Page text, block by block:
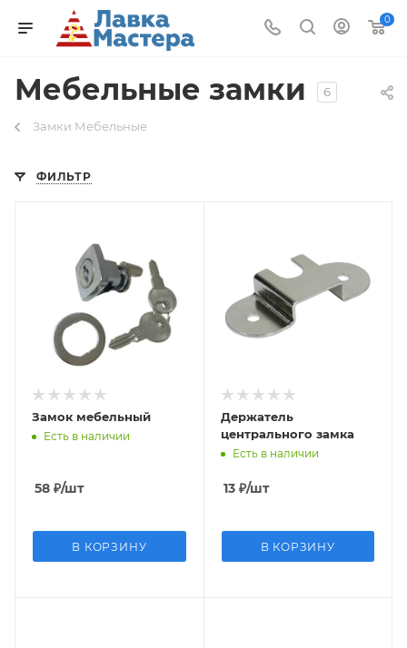
0
Мебельные замки 6
Замки Мебельные
ФИЛЬТР
Замок мебельный
Есть в наличии
58 ₽/шт
В КОРЗИНУ
Держатель
центрального замка
Есть в наличии
13₽/шт
В КОРЗИНУ